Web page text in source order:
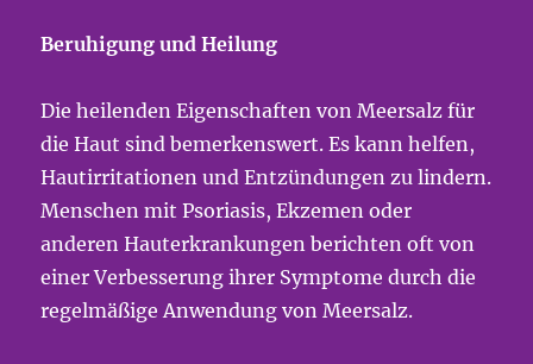
Beruhigung und Heilung
Die heilenden Eigenschaften von Meersalz für
die Haut sind bemerkenswert. Es kann helfen,
Hautirritationen und Entzündungen zu lindern.
Menschen mit Psoriasis, Ekzemen oder
anderen Hauterkrankungen berichten oft von
einer Verbesserung ihrer Symptome durch die
regelmäßige Anwendung von Meersalz.